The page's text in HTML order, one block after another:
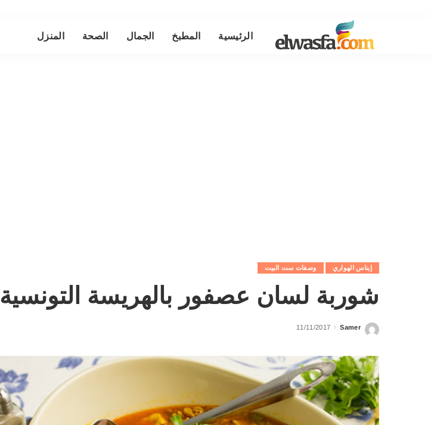
الرئيسية المطبخ الجمال الصحة المنزل
إيناس الهواري وصفات ست البيت
شوربة لسان عصفور بالهريسة التونسية
Posted
Samer
11/11/2017